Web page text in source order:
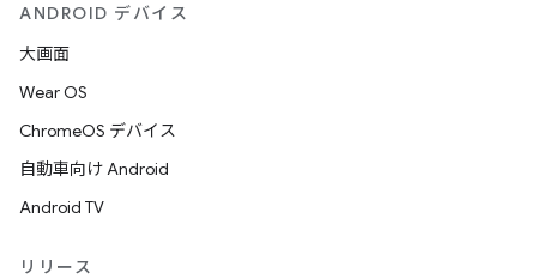
ANDROID デバイス
大画面
Wear OS
ChromeOS デバイス
自動車向け Android
Android TV
リリース